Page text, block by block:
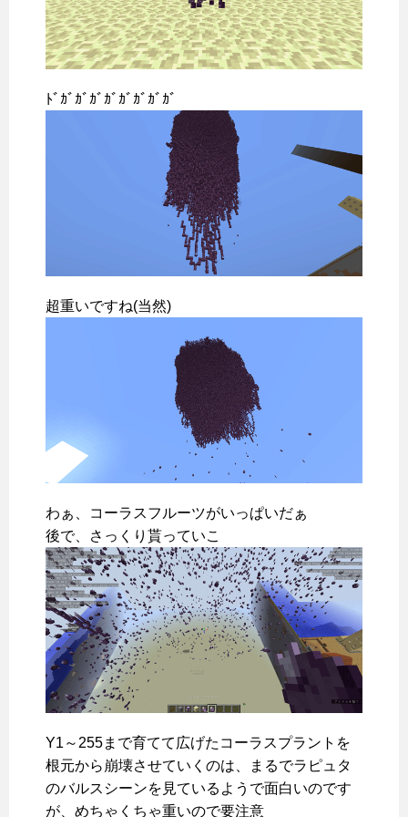
ﾄﾞｶﾞｶﾞｶﾞｶﾞｶﾞｶﾞｶﾞｶﾞ
超重いですね(当然)
わぁ、コーラスフルーツがいっぱいだぁ
後で、さっくり貰っていこ
Y1～255まで育てて広げたコーラスプラントを
根元から崩壊させていくのは、まるでラピュタ
のバルスシーンを見ているようで面白いのです
が、めちゃくちゃ重いので要注意